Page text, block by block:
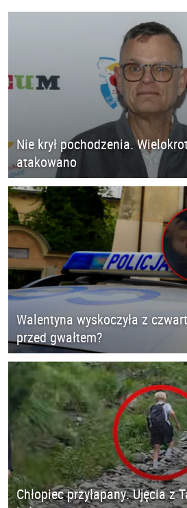
Nie krył pochodzenia.
atakowano
Walentyna wyskoczyła z
przed gwałtem?
Chłopiec przyłapany. Ujęcia z